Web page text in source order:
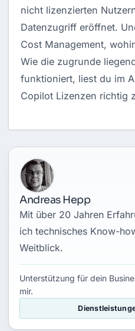
nicht lizenzierten
Datenzugriff eröffnet.
Cost Management,
Wie die zugrunde
funktioniert, liest du im
Copilot Lizenzen richtig
Andreas Hepp
Mit über 20 Jahren
ich technisches Know-
Weitblick.
Unterstützung für dein
mir.